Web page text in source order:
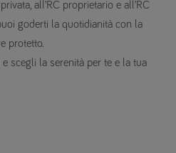
all’RC proprietario e all’RC
goderti la quotidianità con la
protetto.
scegli la serenità per te e la tua